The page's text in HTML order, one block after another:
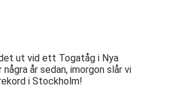
ut vid ett Togatåg i Nya
år sedan, imorgon slår vi
i Stockholm!